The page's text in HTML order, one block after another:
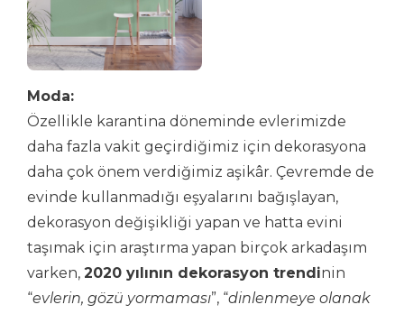
Moda:
Özellikle karantina döneminde evlerimizde
daha fazla vakit geçirdiğimiz için dekorasyona
daha çok önem verdiğimiz aşikâr. Çevremde de
evinde kullanmadığı eşyalarını bağışlayan,
dekorasyon değişikliği yapan ve hatta evini
taşımak için araştırma yapan birçok arkadaşım
varken, 2020 yılının dekorasyon trendinin
“evlerin, gözü yormaması”, “dinlenmeye olanak